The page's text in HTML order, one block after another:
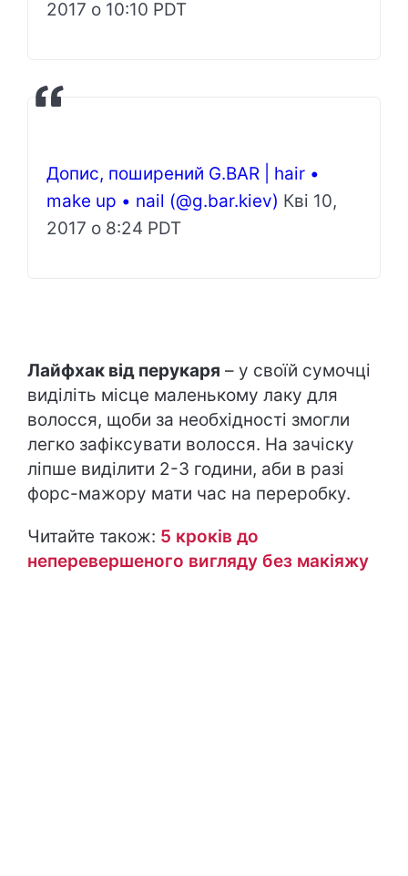
2017 о 10:10 PDT
Допис, поширений G.BАR | hair •
make up • nail (@g.bar.kiev) Кві 10,
2017 о 8:24 PDT
Лайфхак від перукаря – у своїй сумочці
виділіть місце маленькому лаку для
волосся, щоби за необхідності змогли
легко зафіксувати волосся. На зачіску
ліпше виділити 2-3 години, аби в разі
форс-мажору мати час на переробку.
Читайте також: 5 кроків до
неперевершеного вигляду без макіяжу